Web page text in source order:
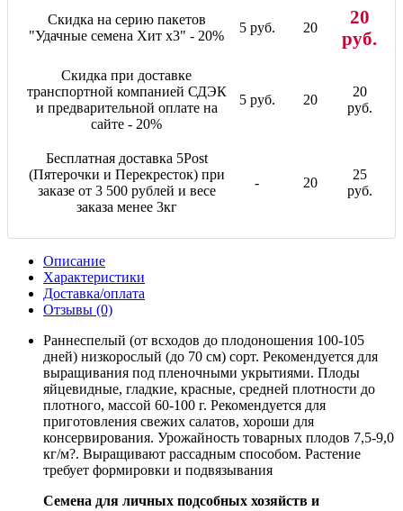
Скидка на серию пакетов
"Удачные семена Хит x3" - 20%
5 руб. 20
20
руб.
Скидка при доставке
транспортной компанией СДЭК
и предварительной оплате на
сайте - 20%
5 руб. 20
20
руб.
Бесплатная доставка 5Post
(Пятерочки и Перекресток) при
заказе от 3 500 рублей и весе
заказа менее 3кг
- 20
25
руб.
Описание
Характеристики
Доставка/оплата
Отзывы (0)
Раннеспелый (от всходов до плодоношения 100-105
дней) низкорослый (до 70 см) сорт. Рекомендуется для
выращивания под пленочными укрытиями. Плоды
яйцевидные, гладкие, красные, средней плотности до
плотного, массой 60-100 г. Рекомендуется для
приготовления свежих салатов, хороши для
консервирования. Урожайность товарных плодов 7,5-9,0
кг/м?. Выращивают рассадным способом. Растение
требует формировки и подвязывания
Семена для личных подсобных хозяйств и